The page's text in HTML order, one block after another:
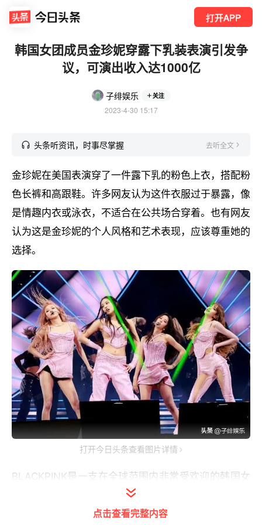
打开APP
韩国女团成员金珍妮穿露下乳装表演引发争
议，可演出收入达1000亿
子绯娱乐 关注
2023-4-30 15:17
头条听资讯，时事尽掌握 去听全文
金珍妮在美国表演穿了一件露下乳的粉色上衣，搭配粉
色长裤和高跟鞋。许多网友认为这件衣服过于暴露，像
是情趣内衣或泳衣，不适合在公共场合穿着。也有网友
认为这是金珍妮的个人风格和艺术表现，应该尊重她的
选择。
打开今日头条查看图片详情
BLACKPINK是一支在全球范围内非常受欢迎的韩国女
团，他们的音乐和服装风格都备受关注。金珍妮作为
BLACKPINK的成员之一，也常常在公共场合穿着引人
点击查看完整内容